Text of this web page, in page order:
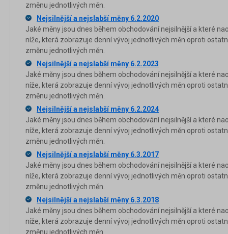
změnu jednotlivých měn.
Nejsilnější a nejslabší měny 6.2.2020
Jaké měny jsou dnes během obchodování nejsilnější a které
níže, která zobrazuje denní vývoj jednotlivých měn oproti
změnu jednotlivých měn.
Nejsilnější a nejslabší měny 6.2.2023
Jaké měny jsou dnes během obchodování nejsilnější a které
níže, která zobrazuje denní vývoj jednotlivých měn oproti
změnu jednotlivých měn.
Nejsilnější a nejslabší měny 6.2.2024
Jaké měny jsou dnes během obchodování nejsilnější a které
níže, která zobrazuje denní vývoj jednotlivých měn oproti
změnu jednotlivých měn.
Nejsilnější a nejslabší měny 6.3.2017
Jaké měny jsou dnes během obchodování nejsilnější a které
níže, která zobrazuje denní vývoj jednotlivých měn oproti
změnu jednotlivých měn.
Nejsilnější a nejslabší měny 6.3.2018
Jaké měny jsou dnes během obchodování nejsilnější a které
níže, která zobrazuje denní vývoj jednotlivých měn oproti
změnu jednotlivých měn.